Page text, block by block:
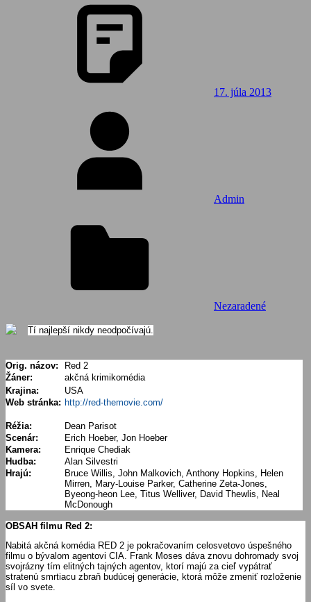
17. júla 2013
Admin
Nezaradené
Tí najlepší nikdy neodpočívajú.
Orig. názov:
Red 2
Žáner:
akčná krimikomédia
Krajina:
USA
Web stránka: http://red-themovie.com/
Réžia:
Dean Parisot
Scenár:
Erich Hoeber, Jon Hoeber
Kamera:
Enrique Chediak
Hudba:
Alan Silvestri
Hrajú:
Bruce Willis, John Malkovich, Anthony Hopkins, Helen
Mirren, Mary-Louise Parker, Catherine Zeta-Jones,
Byeong-heon Lee, Titus Welliver, David Thewlis, Neal
McDonough
OBSAH filmu Red 2:
Nabitá akčná komédia RED 2 je pokračovaním celosvetovo úspešného
filmu o bývalom agentovi CIA. Frank Moses dáva znovu dohromady svoj
svojrázny tím elitných tajných agentov, ktorí majú za cieľ vypátrať
stratenú smrtiacu zbraň budúcej generácie, ktorá môže zmeniť rozloženie
síl vo svete.